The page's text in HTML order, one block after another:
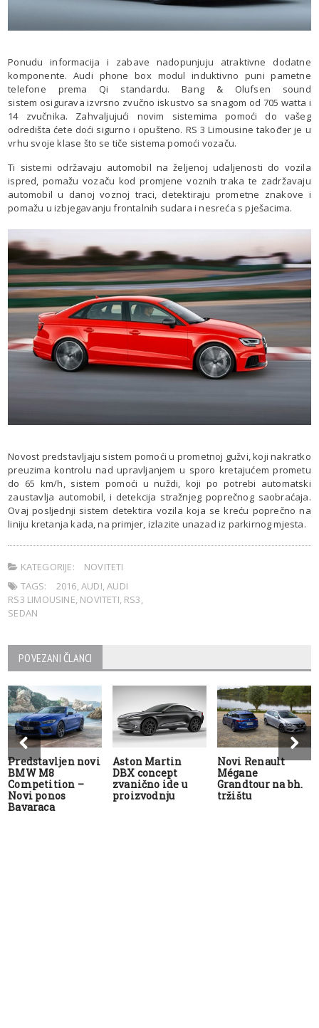
Ponudu informacija i zabave nadopunjuju atraktivne dodatne
komponente. Audi phone box modul induktivno puni pametne
telefone prema Qi standardu. Bang & Olufsen sound
sistem osigurava izvrsno zvučno iskustvo sa snagom od 705 watta i
14 zvučnika. Zahvaljujući novim sistemima pomoći do vašeg
odredišta ćete doći sigurno i opušteno. RS 3 Limousine također je u
vrhu svoje klase što se tiče sistema pomoći vozaču.
Ti sistemi održavaju automobil na željenoj udaljenosti do vozila
ispred, pomažu vozaču kod promjene voznih traka te zadržavaju
automobil u danoj voznoj traci, detektiraju prometne znakove i
pomažu u izbjegavanju frontalnih sudara i nesreća s pješacima.
Novost predstavljaju sistem pomoći u prometnoj gužvi, koji nakratko
preuzima kontrolu nad upravljanjem u sporo kretajućem prometu
do 65 km/h, sistem pomoći u nuždi, koji po potrebi automatski
zaustavlja automobil, i detekcija stražnjeg poprečnog saobraćaja.
Ovaj posljednji sistem detektira vozila koja se kreću poprečno na
liniju kretanja kada, na primjer, izlazite unazad iz parkirnog mjesta.
KATEGORIJE:
NOVITETI
TAGS:
2016,AUDI,AUDI
RS3 LIMOUSINE, NOVITETI, RS3,
SEDAN
POVEZANI ČLANCI
Predstavljen novi
BMW M8
Competition –
Novi ponos
Bavaraca
Aston Martin
DBX concept
zvanično ide u
proizvodnju
Novi Renault
Mégane
Grandtour na bh.
tržištu